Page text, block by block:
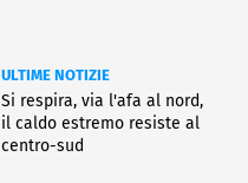
ULTIME NOTIZIE
Si respira, via l'afa al nord,
il caldo estremo resiste al
centro-sud